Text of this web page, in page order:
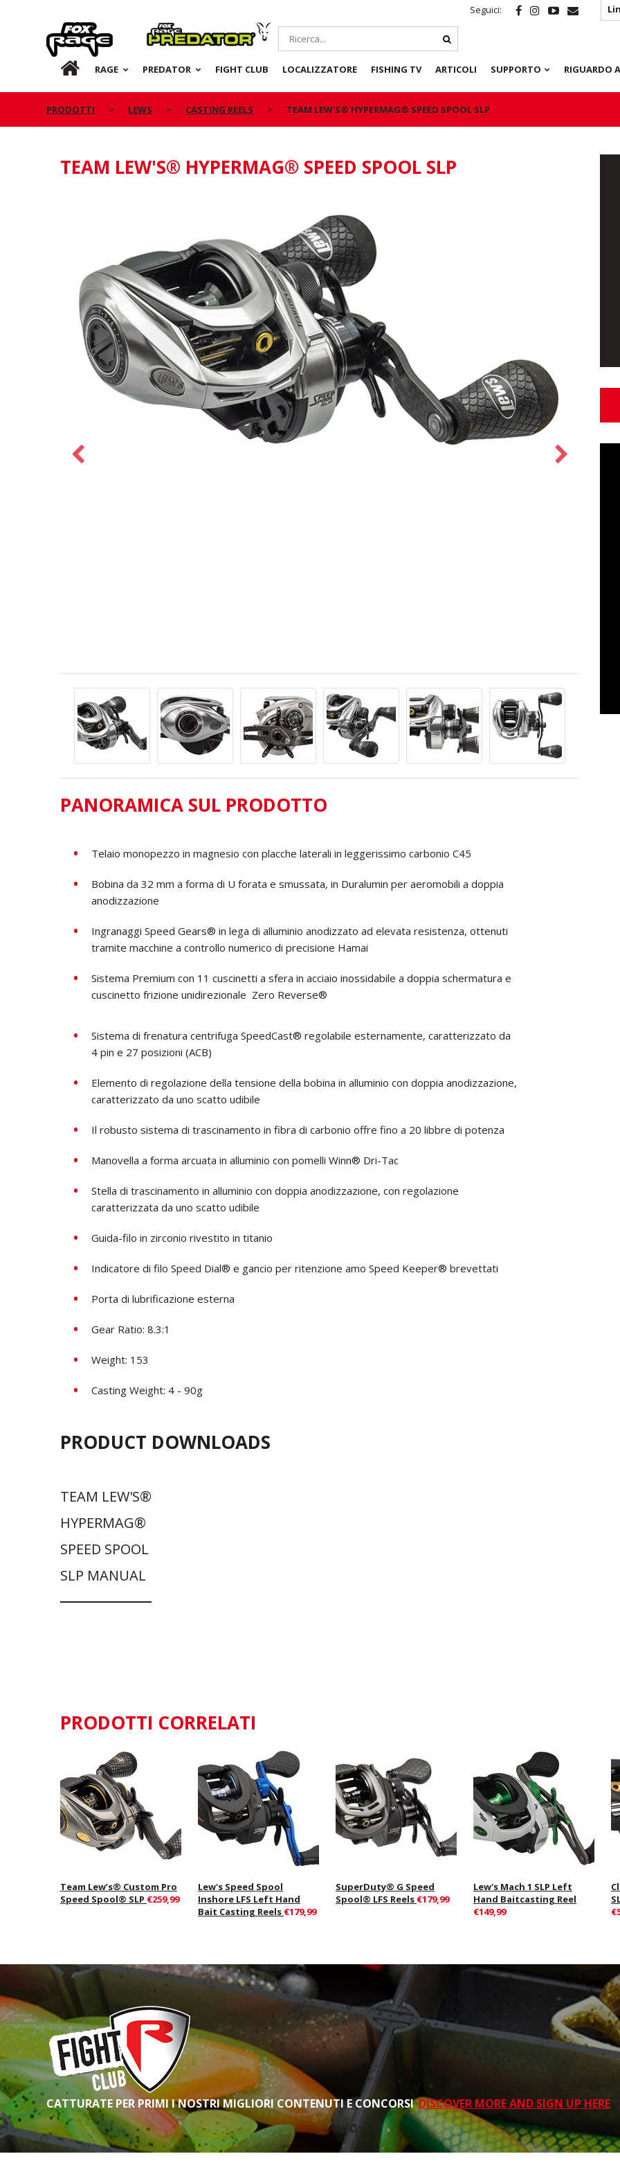
Seguici:
Rage Predator
IT RAGE PREDATOR FIGHT CLUB LOCALIZZATORE FISHING TV ARTICOLI SUPPORTO RIGUARDO
PRODOTTI LEWS CASTING REELS TEAM LEW'S® HYPERMAG® SPEED SPOOL SLP
TEAM LEW'S® HYPERMAG® SPEED SPOOL SLP
PANORAMICA SUL PRODOTTO
Telaio monopezzo in magnesio con placche laterali in leggerissimo carbonio C45
Bobina da 32 mm a forma di U forata e smussata, in Duralumin per aeromobili a doppia
anodizzazione
Ingranaggi Speed ​​Gears® in lega di alluminio anodizzato ad elevata resistenza, ottenuti
tramite macchine a controllo numerico di precisione Hamai
Sistema Premium con 11 cuscinetti a sfera in acciaio inossidabile a doppia schermatura e
cuscinetto frizione unidirezionale Zero Reverse®
Sistema di frenatura centrifuga SpeedCast® regolabile esternamente, caratterizzato da
4 pin e 27 posizioni (ACB)
Elemento di regolazione della tensione della bobina in alluminio con doppia anodizzazione,
caratterizzato da uno scatto udibile
Il robusto sistema di trascinamento in fibra di carbonio offre fino a 20 libbre di potenza
Manovella a forma arcuata in alluminio con pomelli Winn® Dri-Tac
Stella di trascinamento in alluminio con doppia anodizzazione, con regolazione
caratterizzata da uno scatto udibile
Guida-filo in zirconio rivestito in titanio
Indicatore di filo Speed ​​Dial® e gancio per ritenzione amo Speed ​​Keeper® brevettati
Porta di lubrificazione esterna
Gear Ratio: 8.3:1
Weight: 153
Casting Weight: 4 - 90g
PRODUCT DOWNLOADS
TEAM LEW'S®
HYPERMAG®
SPEED SPOOL
SLP MANUAL
PRODOTTI CORRELATI
Team Lew’s® Custom Pro
Speed Spool® SLP €259,99
Lew's Speed Spool
Inshore LFS Left Hand
Bait Casting Reels €179,99
SuperDuty® G Speed
Spool® LFS Reels €179,99
Lew's Mach 1 SLP Left
Hand Baitcasting Reel
€149,99
CATTURATE PER PRIMI I NOSTRI MIGLIORI CONTENUTI E CONCORSIDISCOVER MORE AND SIGN UP HERE